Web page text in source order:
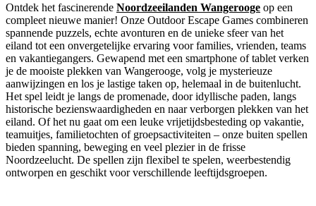
Ontdek het fascinerende Noordzeeilanden Wangerooge op een
compleet nieuwe manier! Onze Outdoor Escape Games combineren
spannende puzzels, echte avonturen en de unieke sfeer van het
eiland tot een onvergetelijke ervaring voor families, vrienden, teams
en vakantiegangers. Gewapend met een smartphone of tablet verken
je de mooiste plekken van Wangerooge, volg je mysterieuze
aanwijzingen en los je lastige taken op, helemaal in de buitenlucht.
Het spel leidt je langs de promenade, door idyllische paden, langs
historische bezienswaardigheden en naar verborgen plekken van het
eiland. Of het nu gaat om een leuke vrijetijdsbesteding op vakantie,
teamuitjes, familietochten of groepsactiviteiten – onze buiten spellen
bieden spanning, beweging en veel plezier in de frisse
Noordzeelucht. De spellen zijn flexibel te spelen, weerbestendig
ontworpen en geschikt voor verschillende leeftijdsgroepen.